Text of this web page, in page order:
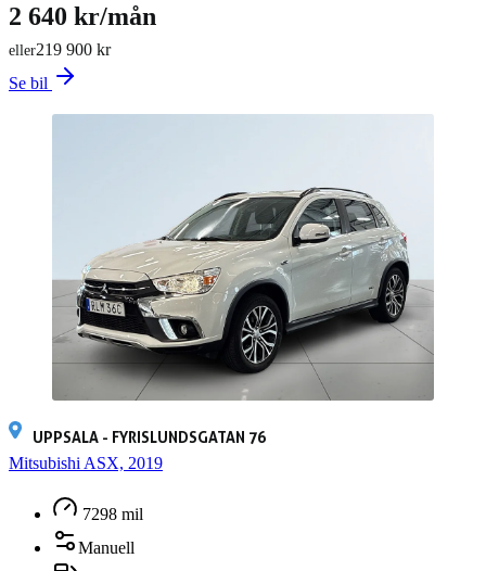
219 900 kr
eller
2 640 kr/mån
Se bil
UPPSALA - FYRISLUNDSGATAN 76
Mitsubishi ASX, 2019
7298 mil
Manuell